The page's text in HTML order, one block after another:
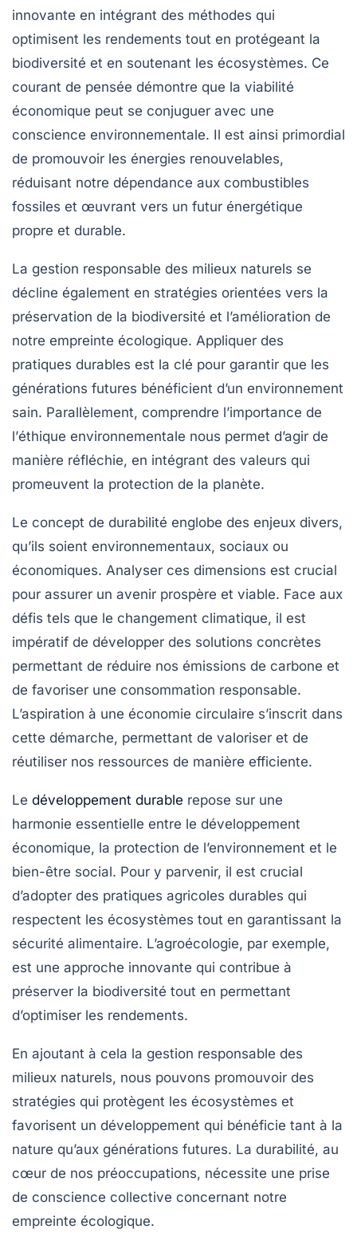
innovante en intégrant des méthodes qui
optimisent les rendements tout en protégeant la
biodiversité et en soutenant les écosystèmes. Ce
courant de pensée démontre que la viabilité
économique peut se conjuguer avec une
conscience environnementale. Il est ainsi primordial
de promouvoir les énergies renouvelables,
réduisant notre dépendance aux combustibles
fossiles et œuvrant vers un futur énergétique
propre et durable.
La gestion responsable des milieux naturels se
décline également en stratégies orientées vers la
préservation de la biodiversité et l’amélioration de
notre empreinte écologique. Appliquer des
pratiques durables est la clé pour garantir que les
générations futures bénéficient d’un environnement
sain. Parallèlement, comprendre l’importance de
l’éthique environnementale nous permet d’agir de
manière réfléchie, en intégrant des valeurs qui
promeuvent la protection de la planète.
Le concept de durabilité englobe des enjeux divers,
qu’ils soient environnementaux, sociaux ou
économiques. Analyser ces dimensions est crucial
pour assurer un avenir prospère et viable. Face aux
défis tels que le changement climatique, il est
impératif de développer des solutions concrètes
permettant de réduire nos émissions de carbone et
de favoriser une consommation responsable.
L’aspiration à une économie circulaire s’inscrit dans
cette démarche, permettant de valoriser et de
réutiliser nos ressources de manière efficiente.
Le développement durable repose sur une
harmonie essentielle entre le développement
économique, la protection de l’environnement et le
bien-être social. Pour y parvenir, il est crucial
d’adopter des pratiques agricoles durables qui
respectent les écosystèmes tout en garantissant la
sécurité alimentaire. L’agroécologie, par exemple,
est une approche innovante qui contribue à
préserver la biodiversité tout en permettant
d’optimiser les rendements.
En ajoutant à cela la gestion responsable des
milieux naturels, nous pouvons promouvoir des
stratégies qui protègent les écosystèmes et
favorisent un développement qui bénéficie tant à la
nature qu’aux générations futures. La durabilité, au
cœur de nos préoccupations, nécessite une prise
de conscience collective concernant notre
empreinte écologique.